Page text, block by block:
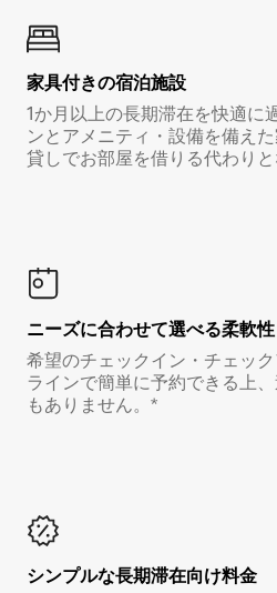
家具付き⁠の宿⁠泊⁠施⁠設
1か月以上の長期滞在を快適に
ンとアメニティ・設備を備え
貸しでお部屋を借りる代わりと
ニーズに合わせて選べる柔軟性
希望のチェックイン・チェッ
ラインで簡単に予約できる上
もありません。*
シンプルな長期滞在向け料金